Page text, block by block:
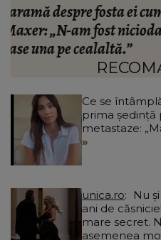
Tânără de 19 ani, lovită
Adolescenta ar fi
auzit
Ce se
prima ședință
metastaze:
unica.ro
ani de
mare secret.
asemenea